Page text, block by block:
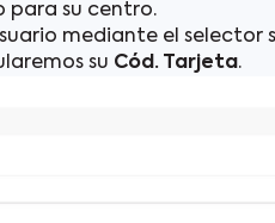
para su centro.
mediante el selector
su Cód. Tarjeta.